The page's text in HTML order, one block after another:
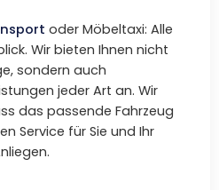
oder Möbeltaxi: Alle
Wir bieten Ihnen nicht
sondern auch
jeder Art an. Wir
das passende Fahrzeug
Service für Sie und Ihr